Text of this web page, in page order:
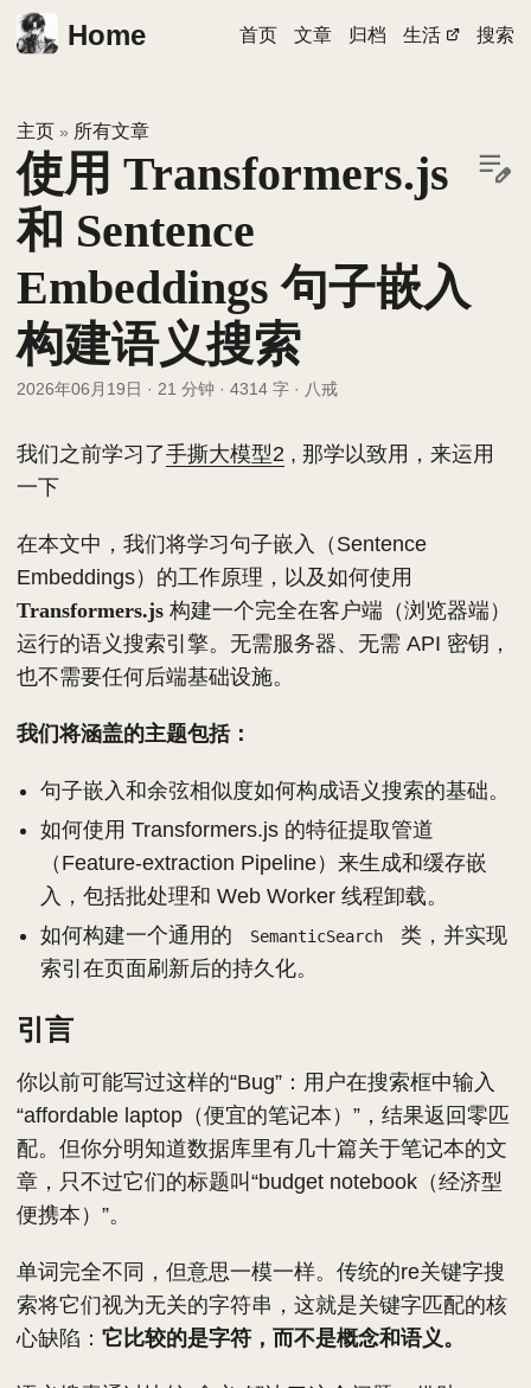
Home 首页 文章 归档 生活 搜索
主页 » 所有文章
使用 Transformers.js
和 Sentence
Embeddings 句子嵌入
构建语义搜索
2026年06月19日 · 21 分钟 · 4314 字 · 八戒
我们之前学习了手撕大模型2 , 那学以致用，来运用
一下
在本文中，我们将学习句子嵌入（Sentence
Embeddings）的工作原理，以及如何使用
Transformers.js 构建一个完全在客户端（浏览器端）
运行的语义搜索引擎。无需服务器、无需 API 密钥，
也不需要任何后端基础设施。
我们将涵盖的主题包括：
句子嵌入和余弦相似度如何构成语义搜索的基础。
如何使用 Transformers.js 的特征提取管道
（Feature-extraction Pipeline）来生成和缓存嵌
入，包括批处理和 Web Worker 线程卸载。
如何构建一个通用的
SemanticSearch
类，并实现
索引在页面刷新后的持久化。
引言
你以前可能写过这样的“Bug”：用户在搜索框中输入
“affordable laptop（便宜的笔记本）”，结果返回零匹
配。但你分明知道数据库里有几十篇关于笔记本的文
章，只不过它们的标题叫“budget notebook（经济型
便携本）”。
单词完全不同，但意思一模一样。传统的re关键字搜
索将它们视为无关的字符串，这就是关键字匹配的核
心缺陷： 它比较的是字符，而不是概念和语义。